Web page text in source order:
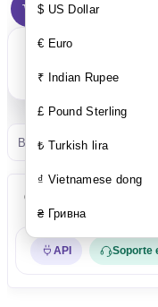
$ US Dollar
€ Euro
₹ Indian Rupee
£ Pound Sterling
₺ Turkish lira
₫ Vietnamese dong
₴ Гривна
Busca, en la web !
0р.0 artículo(s) -
Tu carro esta vacío!
Categorias
API Soporte